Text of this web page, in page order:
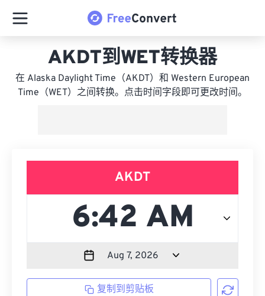
AKDT到WET转换器
在 Alaska Daylight Time（AKDT）和 Western European
Time（WET）之间转换。点击时间字段即可更改时间。
AKDT
复制到剪贴板